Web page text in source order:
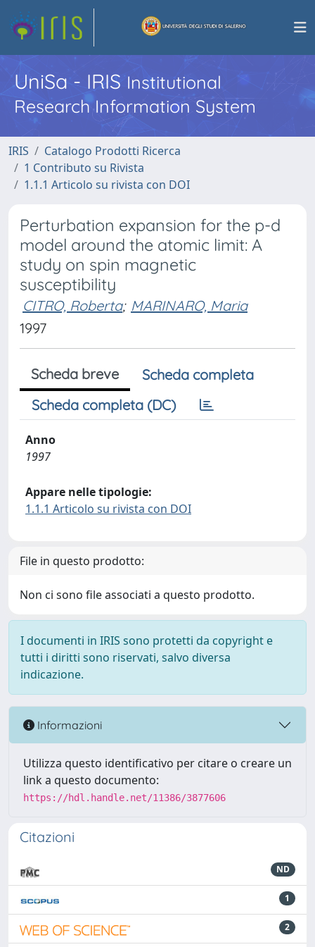
UniSa - IRISInstitutional
Research Information System
IRIS
Catalogo Prodotti Ricerca
1 Contributo su Rivista
1.1.1 Articolo su rivista con DOI
Perturbation expansion for the p-d
model around the atomic limit: A
study on spin magnetic
susceptibility
CITRO, Roberta; MARINARO, Maria
1997
Scheda breve
Scheda completa
Scheda completa (DC)
Anno
1997
Appare nelle tipologie:
1.1.1 Articolo su rivista con DOI
File in questo prodotto:
Non ci sono file associati a questo prodotto.
I documenti in IRIS sono protetti da copyright e
tutti i diritti sono riservati, salvo diversa
indicazione.
Informazioni
Utilizza questo identificativo per citare o creare un
link a questo documento:
https://hdl.handle.net/11386/3877606
Citazioni
ND
1
2